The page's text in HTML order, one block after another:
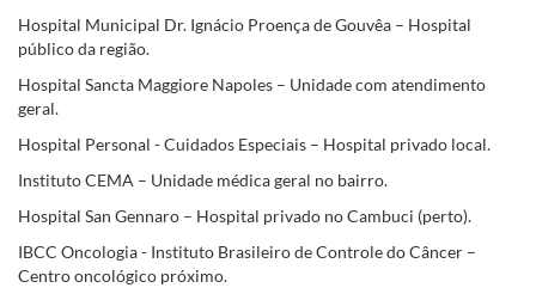
Hospital Municipal Dr. Ignácio Proença de Gouvêa – Hospital
público da região.
Hospital Sancta Maggiore Napoles – Unidade com atendimento
geral.
Hospital Personal - Cuidados Especiais – Hospital privado local.
Instituto CEMA – Unidade médica geral no bairro.
Hospital San Gennaro – Hospital privado no Cambuci (perto).
IBCC Oncologia - Instituto Brasileiro de Controle do Câncer –
Centro oncológico próximo.